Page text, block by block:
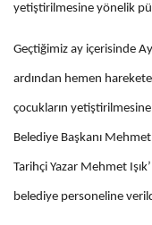
yetiştirilmesine yönelik
Geçtiğimiz ay içerisinde
ardından hemen
çocukların
Belediye Başkanı
Tarihçi Yazar Mehmet
belediye personeline